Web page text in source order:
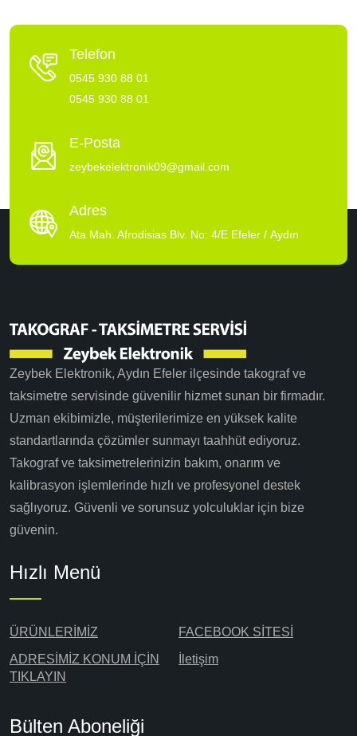
Telefon
0545 930 88 01
0545 930 88 01
E-Posta
zeybekelektronik09@gmail.com
Adres
Ata Mah. Afrodisias Blv. No: 4/E Efeler / Aydın
Zeybek Elektronik, Aydın Efeler ilçesinde takograf ve
taksimetre servisinde güvenilir hizmet sunan bir firmadır.
Uzman ekibimizle, müşterilerimize en yüksek kalite
standartlarında çözümler sunmayı taahhüt ediyoruz.
Takograf ve taksimetrelerinizin bakım, onarım ve
kalibrasyon işlemlerinde hızlı ve profesyonel destek
sağlıyoruz. Güvenli ve sorunsuz yolculuklar için bize
güvenin.
Hızlı Menü
ÜRÜNLERİMİZ
FACEBOOK SİTESİ
ADRESİMİZ KONUM İÇİN
TIKLAYIN
İletişim
Bülten Aboneliği